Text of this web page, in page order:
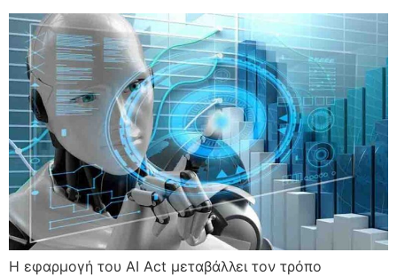
Η εφαρμογή του AI Act μεταβάλλει τον τρόπο